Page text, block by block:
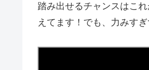
踏み出せるチャンスはこ
えてます！でも、力みす